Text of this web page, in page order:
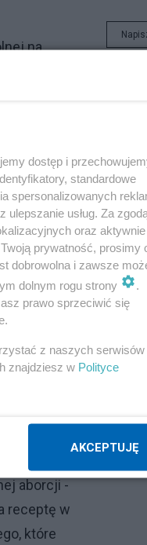
na
to
to
nie
aborcji -
receptę w
które
dostęp i
standardowe
spersonalizowanych
usług. Za
oraz aktywnie
prywatność, prosimy
dobrowolna i zawsze
dolnym rogu strony
.
prawo sprzeciwić się
z naszych serwisów
znajdziesz w Polityce
AKCEPTUJĘ